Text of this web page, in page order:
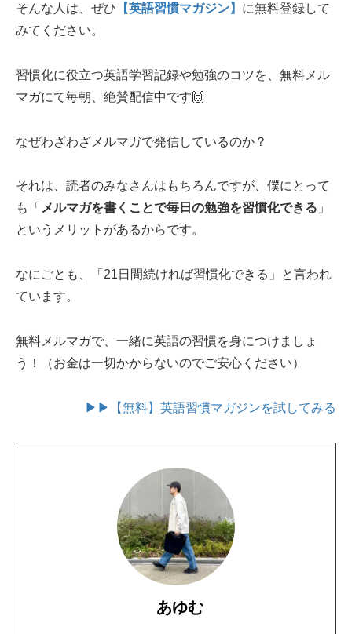
そんな人は、ぜひ 【英語習慣マガジン】 に無料登録して
みてください。
習慣化に役立つ英語学習記録や勉強のコツを、無料メル
マガにて毎朝、絶賛配信中です🙌
なぜわざわざメルマガで発信しているのか？
それは、読者のみなさんはもちろんですが、僕にとって
も「 メルマガを書くことで毎日の勉強を習慣化できる 」
というメリットがあるからです。
なにごとも、「21日間続ければ習慣化できる」と言われ
ています。
無料メルマガで、一緒に英語の習慣を身につけましょ
う！（お金は一切かからないのでご安心ください）
▶▶【無料】英語習慣マガジンを試してみる
あゆむ